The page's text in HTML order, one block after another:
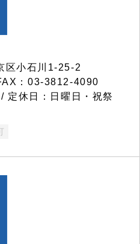
小石川1-25-2
：03-3812-4090
定休日：日曜日・祝祭